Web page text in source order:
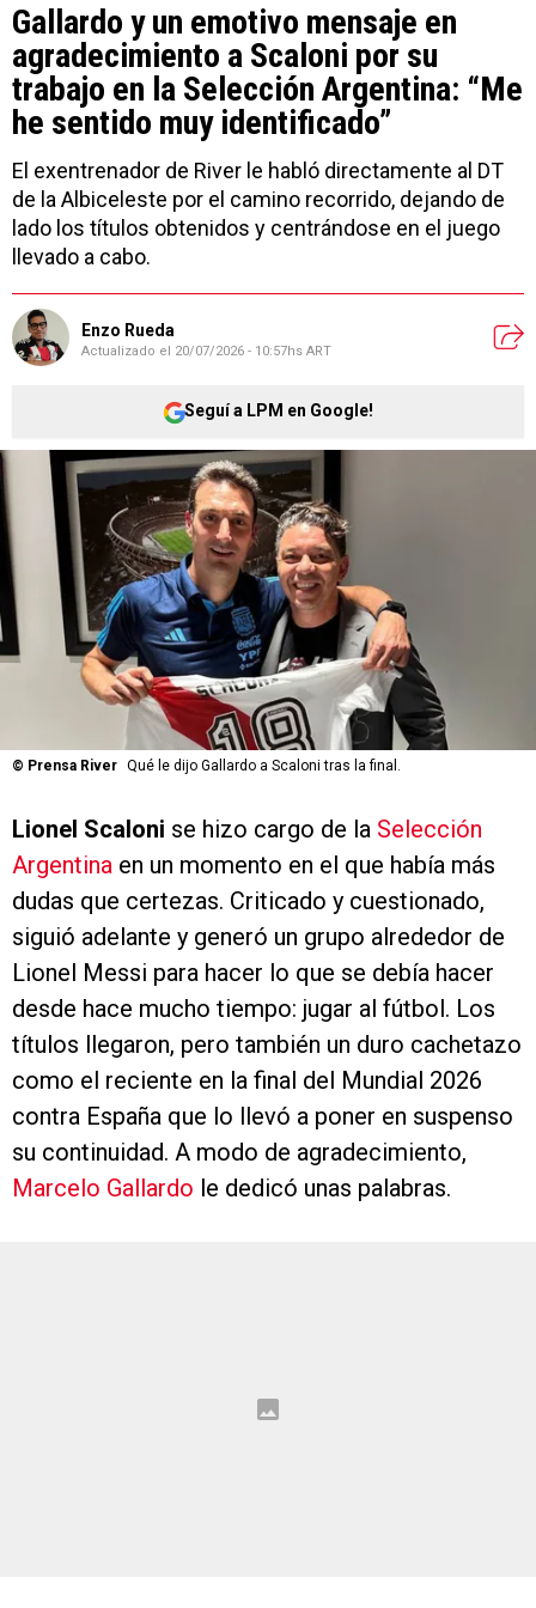
Gallardo y un emotivo mensaje en
agradecimiento a Scaloni por su
trabajo en la Selección Argentina: “Me
he sentido muy identificado”
El exentrenador de River le habló directamente al DT
de la Albiceleste por el camino recorrido, dejando de
lado los títulos obtenidos y centrándose en el juego
llevado a cabo.
Enzo Rueda
Actualizado el 20/07/2026 - 10:57hs ART
Seguí a LPM en Google!
© Prensa River Qué le dijo Gallardo a Scaloni tras la final.
Lionel Scaloni se hizo cargo de la Selección
Argentina en un momento en el que había más
dudas que certezas. Criticado y cuestionado,
siguió adelante y generó un grupo alrededor de
Lionel Messi para hacer lo que se debía hacer
desde hace mucho tiempo: jugar al fútbol. Los
títulos llegaron, pero también un duro cachetazo
como el reciente en la final del Mundial 2026
contra España que lo llevó a poner en suspenso
su continuidad. A modo de agradecimiento,
Marcelo Gallardo le dedicó unas palabras.